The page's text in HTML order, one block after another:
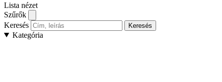
Lista nézet
Szűrők
Keresés
Keresés
Kategória